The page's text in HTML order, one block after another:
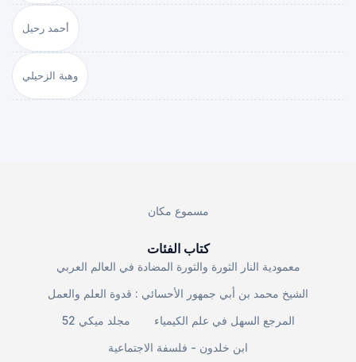
أحمد رحيل
وهبة الزحيلي
مسموع مكان
كتاب الفئات
معمودية النار الثورة والثورة المضادة في العالم العربي
الشيخ محمد بن أبي جمهور الأحسائي : قدوة العلم والعمل
مجلد ميكي 52
المرجع السهل في علم الكيمياء
ابن خلدون - فلسفة الاجتماعية